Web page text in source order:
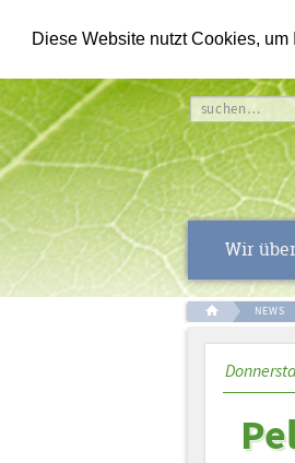
Diese Website nutzt Cookies,
suchen…
Wir
NEWS